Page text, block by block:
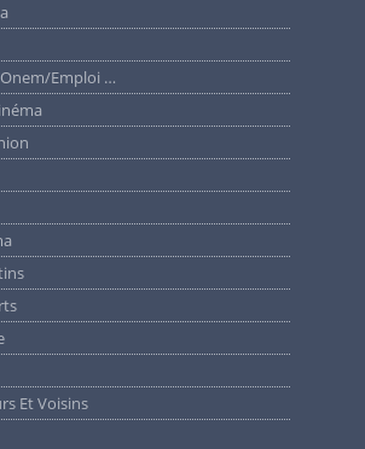
Emploi …
Et Voisins